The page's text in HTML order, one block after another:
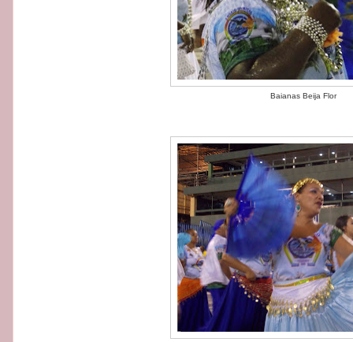
Baianas Beija Flor